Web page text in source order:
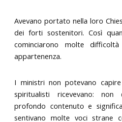
Avevano portato nella loro
dei forti sostenitori. Così
cominciarono molte
appartenenza.
I ministri non potevano
spiritualisti ricevevano: non
profondo contenuto e
sentivano molte voci strane